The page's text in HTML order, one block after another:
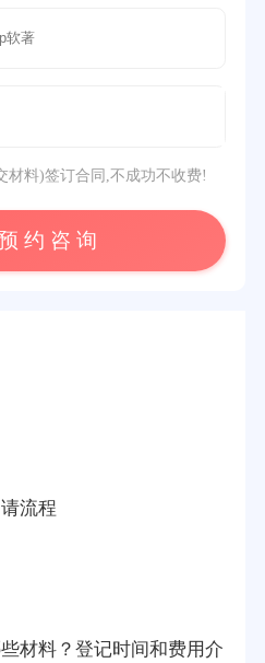
材料)签订合同,不成功不收费!
约 咨 询
流程
材料？登记时间和费用介